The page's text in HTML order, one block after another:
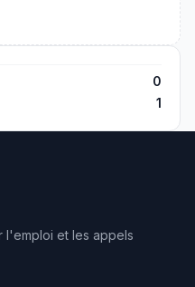
0
1
l'emploi et les appels